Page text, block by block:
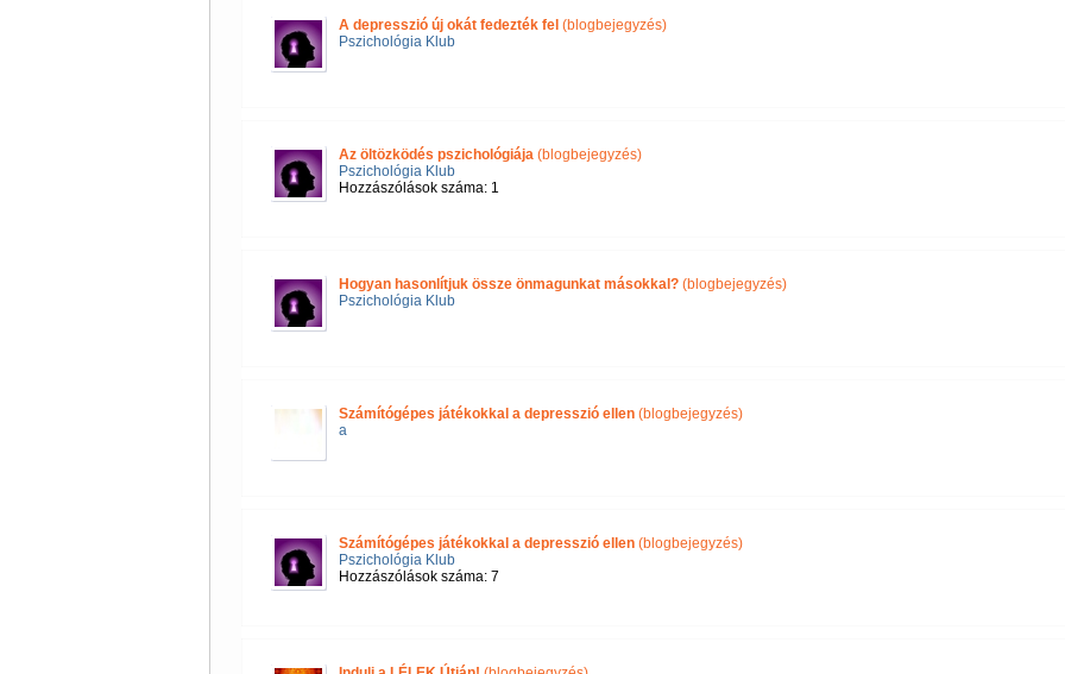
A depresszió új okát fedezték fel (blogbejegyzés)
Pszichológia Klub
Az öltözködés pszichológiája(blogbejegyzés)
Pszichológia Klub
Hozzászólások száma: 1
Hogyan hasonlítjuk össze önmagunkat másokkal?(blogbejegyzés)
Pszichológia Klub
Számítógépes játékokkal a depresszió ellen(blogbejegyzés)
a
Számítógépes játékokkal a depresszió ellen(blogbejegyzés)
Pszichológia Klub
Hozzászólások száma: 7